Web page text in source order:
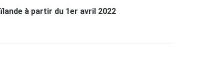
à partir du 1er avril 2022